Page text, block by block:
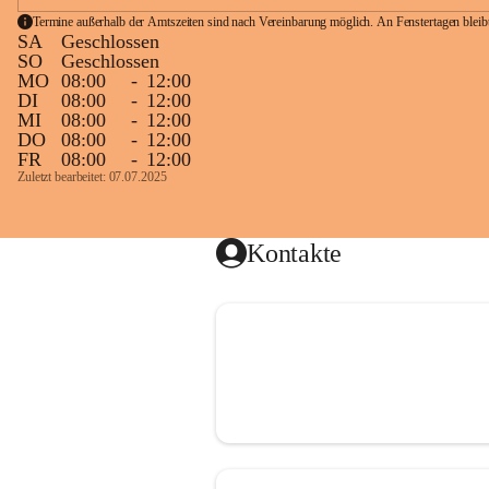
Termine außerhalb der Amtszeiten sind nach Vereinbarung möglich. An Fenstertagen
SA
Geschlossen
SO
Geschlossen
MO 08:00 - 12:00
DI
08:00 - 12:00
MI
08:00 - 12:00
DO
08:00 - 12:00
FR
08:00 - 12:00
Zuletzt bearbeitet: 07.07.2025
Kontakte